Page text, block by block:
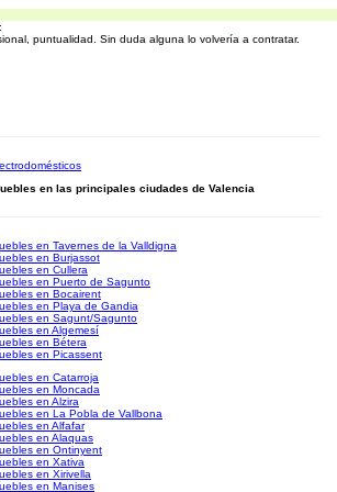
:
puntualidad. Sin duda alguna lo volvería a contratar.
en las principales ciudades de Valencia
en Tavernes de la Valldigna
en Burjassot
en Cullera
en Puerto de Sagunto
en Bocairent
en Playa de Gandia
en Sagunt/Sagunto
en Algemesí
en Bétera
en Picassent
en Catarroja
en Moncada
en Alzira
en La Pobla de Vallbona
en Alfafar
en Alaquas
en Ontinyent
en Xativa
en Xirivella
en Manises